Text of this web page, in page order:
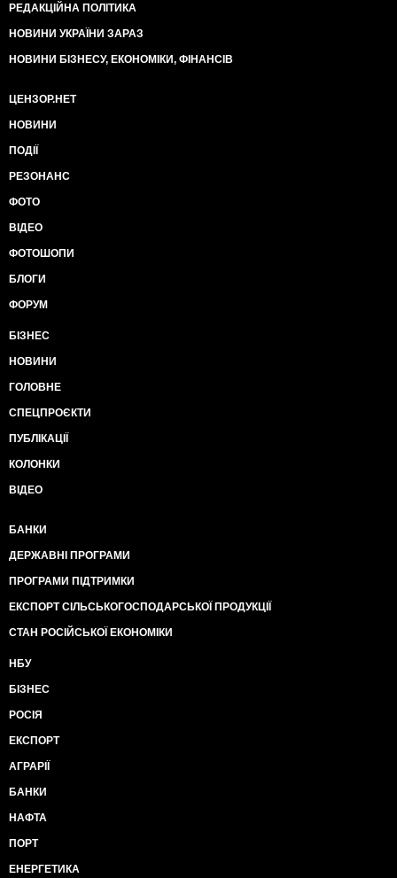
РЕДАКЦІЙНА ПОЛІТИКА
НОВИНИ УКРАЇНИ ЗАРАЗ
НОВИНИ БІЗНЕСУ, ЕКОНОМІКИ, ФІНАНСІВ
ЦЕНЗОР.НЕТ
НОВИНИ
ПОДІЇ
РЕЗОНАНС
ФОТО
ВІДЕО
ФОТОШОПИ
БЛОГИ
ФОРУМ
БІЗНЕС
НОВИНИ
ГОЛОВНЕ
СПЕЦПРОЄКТИ
ПУБЛІКАЦІЇ
КОЛОНКИ
ВІДЕО
БАНКИ
ДЕРЖАВНІ ПРОГРАМИ
ПРОГРАМИ ПІДТРИМКИ
ЕКСПОРТ СІЛЬСЬКОГОСПОДАРСЬКОЇ ПРОДУКЦІЇ
СТАН РОСІЙСЬКОЇ ЕКОНОМІКИ
НБУ
БІЗНЕС
РОСІЯ
ЕКСПОРТ
АГРАРІЇ
БАНКИ
НАФТА
ПОРТ
ЕНЕРГЕТИКА